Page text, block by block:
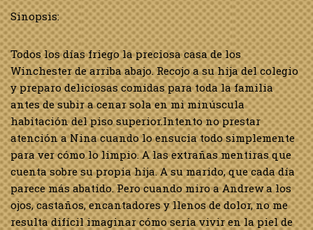
Sinopsis:
Todos los días friego la preciosa casa de los
Winchester de arriba abajo. Recojo a su hija del colegio
y preparo deliciosas comidas para toda la familia
antes de subir a cenar sola en mi minúscula
habitación del piso superior.Intento no prestar
atención a Nina cuando lo ensucia todo simplemente
para ver cómo lo limpio. A las extrañas mentiras que
cuenta sobre su propia hija. A su marido, que cada día
parece más abatido. Pero cuando miro a Andrew a los
ojos, castaños, encantadores y llenos de dolor, no me
resulta difícil imaginar cómo sería vivir en la piel de